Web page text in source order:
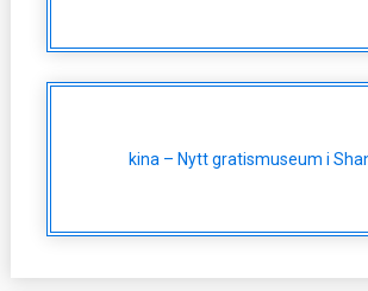
kina – Nytt gratismuseum i